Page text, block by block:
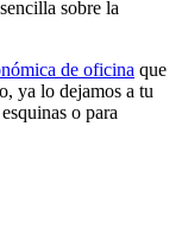
sobre la
de oficina que
ya lo dejamos a tu
o para